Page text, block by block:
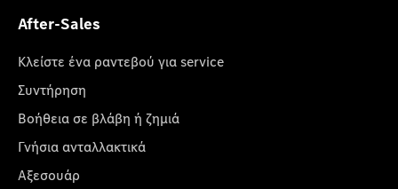
After-Sales
Κλείστε ένα ραντεβού για service
Συντήρηση
Βοήθεια σε βλάβη ή ζημιά
Γνήσια ανταλλακτικά
Αξεσουάρ